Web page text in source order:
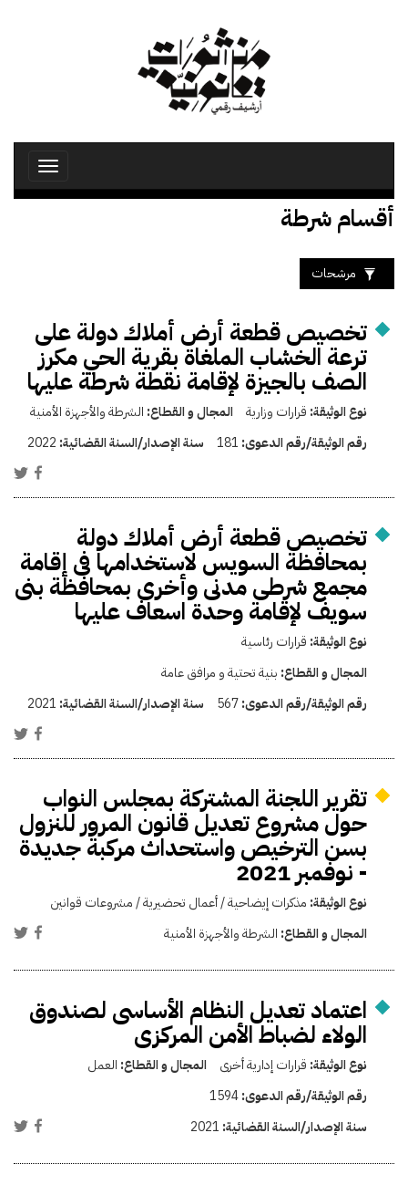
Toggle
أقسام شرطة
مرشحات
تخصيص قطعة أرض أملاك دولة على
ترعة الخشاب الملغاة بقرية الحي مكرز
الصف بالجيزة لإقامة نقطة شرطة عليها
نوع الوثيقة: قرارات وزارية المجال و القطاع: الشرطة والأجهزة الأمنية
رقم الوثيقة/رقم الدعوى: 181 سنة الإصدار/السنة القضائية: 2022
تخصيص قطعة أرض أملاك دولة
بمحافظة السويس لاستخدامها فى إقامة
مجمع شرطى مدنى وأخرى بمحافظة بنى
سويف لإقامة وحدة اسعاف عليها
نوع الوثيقة: قرارات رئاسية
المجال و القطاع: بنية تحتية و مرافق عامة
رقم الوثيقة/رقم الدعوى:567 سنة الإصدار/السنة القضائية: 2021
تقرير اللجنة المشتركة بمجلس النواب
حول مشروع تعديل قانون المرور للنزول
بسن الترخيص واستحداث مركبة جديدة
- نوفمبر 2021
نوع الوثيقة: مذكرات إيضاحية / أعمال تحضيرية / مشروعات قوانين
المجال و القطاع: الشرطة والأجهزة الأمنية
اعتماد تعديل النظام الأساسى لصندوق
الولاء لضباط الأمن المركزى
نوع الوثيقة: قرارات إدارية أخرى المجال و القطاع: العمل
رقم الوثيقة/رقم الدعوى:1594
سنة الإصدار/السنة القضائية: 2021